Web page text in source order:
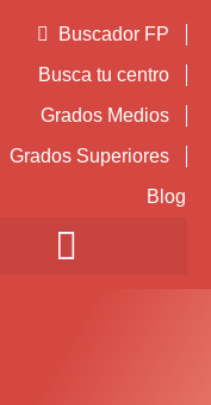
Buscador FP
Busca tu centro
Grados Medios
Grados Superiores
Blog